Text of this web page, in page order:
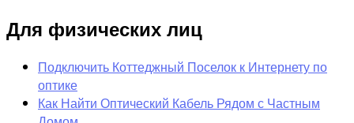
Для физических лиц
Подключить Коттеджный Поселок к Интернету по
оптике
Как Найти Оптический Кабель Рядом с Частным